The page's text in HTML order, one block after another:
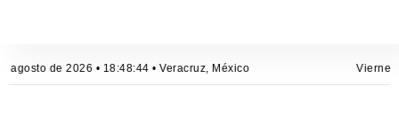
agosto de 2026 • 18:48:44 • Veracruz, México